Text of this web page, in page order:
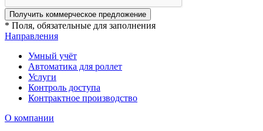
Получить коммерческое предложение
* Поля, обязательные для заполнения
Направления
Умный учёт
Автоматика для роллет
Услуги
Контроль доступа
Контрактное производство
О компании